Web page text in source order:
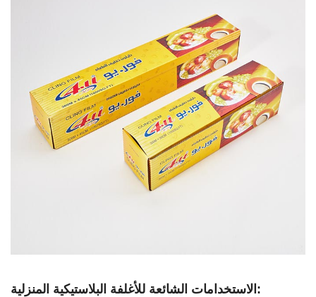
الاستخدامات الشائعة للأغلفة البلاستيكية المنزلية: